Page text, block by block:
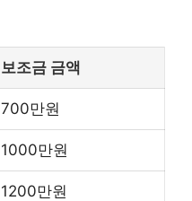
보조금 금액
700만원
1000만원
1200만원